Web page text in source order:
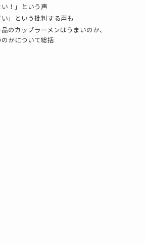
い！」という声
い」という批判する声も
のカップラーメンはうまいのか、
のかについて総括